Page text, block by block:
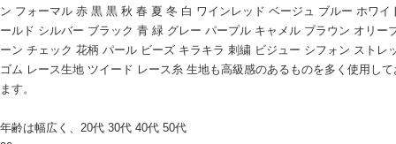
ン フォーマル 赤 黒 黒 秋 春 夏 冬 白 ワインレッド ベージュ ブルー ホワイ
ールド シルバー ブラック 青 緑 グレー パープル キャメル ブラウン オリー
ーン チェック 花柄 パール ビーズ キラキラ 刺繍 ビジュー シフォン ストレ
ゴム レース生地 ツイード レース糸 生地も高級感のあるものを多く使用して
ます。
年齢は幅広く、20代 30代 40代 50代